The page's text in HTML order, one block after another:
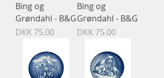
Bing og
Grøndahl - B&G
Price
DKK 75.00
Bing og
Grøndahl - B&G
Price
DKK 75.00